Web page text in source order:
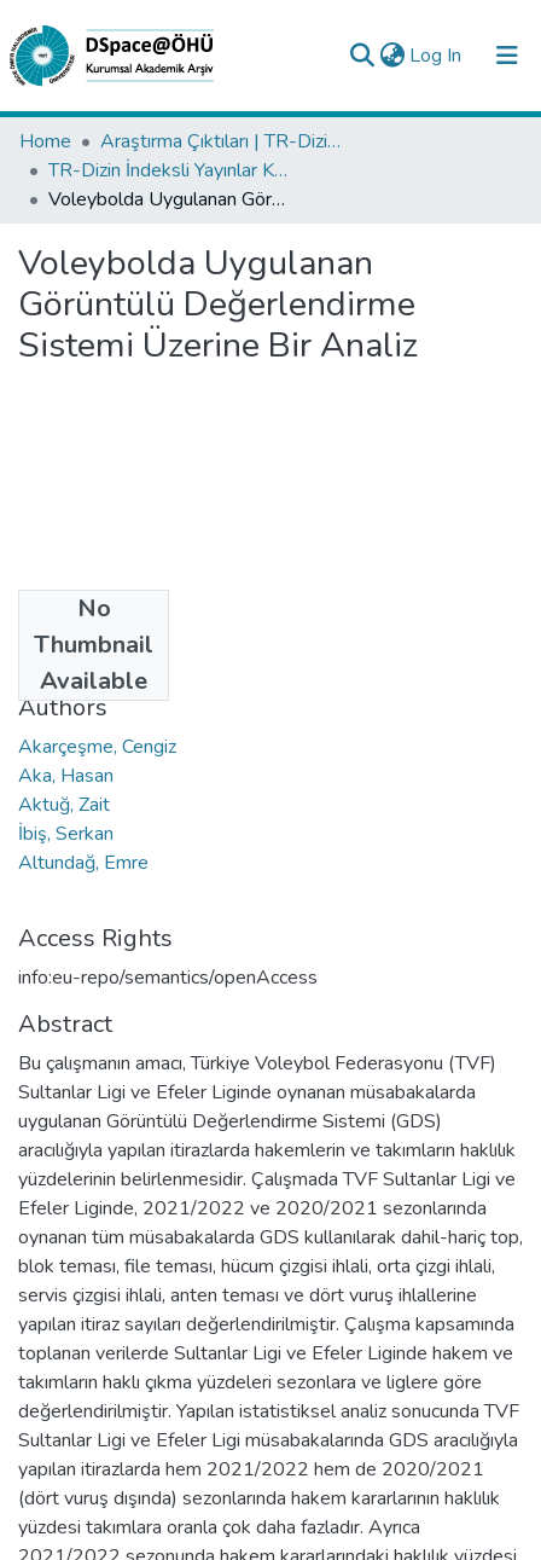
Log In (current)
Collections
All of DSpace
Analyze
Request/Question
Home
Araştırma Çıktıları | TR-Dizin | WoS | Scopus | PubMed
TR-Dizin İndeksli Yayınlar Koleksiyonu
Voleybolda Uygulanan Görüntülü Değerlendirme Sistemi Üzerine Bir Analiz
Voleybolda Uygulanan
Görüntülü Değerlendirme
Sistemi Üzerine Bir Analiz
No
Thumbnail
Available
2023
Authors
Akarçeşme, Cengiz
Aka, Hasan
Aktuğ, Zait
İbiş, Serkan
Altundağ, Emre
Access Rights
info:eu-repo/semantics/openAccess
Abstract
Bu çalışmanın amacı, Türkiye Voleybol Federasyonu (TVF)
Sultanlar Ligi ve Efeler Liginde oynanan müsabakalarda
uygulanan Görüntülü Değerlendirme Sistemi (GDS)
aracılığıyla yapılan itirazlarda hakemlerin ve takımların haklılık
yüzdelerinin belirlenmesidir. Çalışmada TVF Sultanlar Ligi ve
Efeler Liginde, 2021/2022 ve 2020/2021 sezonlarında
oynanan tüm müsabakalarda GDS kullanılarak dahil-hariç top,
blok teması, file teması, hücum çizgisi ihlali, orta çizgi ihlali,
servis çizgisi ihlali, anten teması ve dört vuruş ihlallerine
yapılan itiraz sayıları değerlendirilmiştir. Çalışma kapsamında
toplanan verilerde Sultanlar Ligi ve Efeler Liginde hakem ve
takımların haklı çıkma yüzdeleri sezonlara ve liglere göre
değerlendirilmiştir. Yapılan istatistiksel analiz sonucunda TVF
Sultanlar Ligi ve Efeler Ligi müsabakalarında GDS aracılığıyla
yapılan itirazlarda hem 2021/2022 hem de 2020/2021
(dört vuruş dışında) sezonlarında hakem kararlarının haklılık
yüzdesi takımlara oranla çok daha fazladır. Ayrıca